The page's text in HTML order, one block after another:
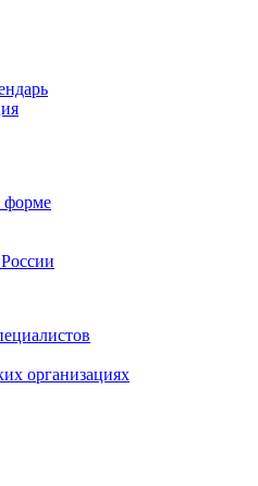
форме
организациях